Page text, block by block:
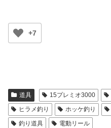
+7
道具 15プレミオ3000
ヒラメ釣り
ホッケ釣り
釣り道具
電動リール